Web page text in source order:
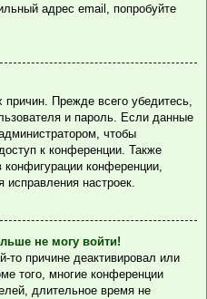
адрес email, попробуйте
Прежде всего убедитесь,
и пароль. Если данные
чтобы
к конференции. Также
конференции,
настроек.
не могу войти!
то причине деактивировал или
того, многие конференции
длительное время не